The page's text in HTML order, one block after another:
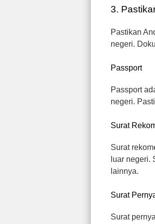
3.
Pastikan
negeri.
Passport
Passport
negeri.
Surat
Surat
luar negeri.
lainnya.
Surat
Surat